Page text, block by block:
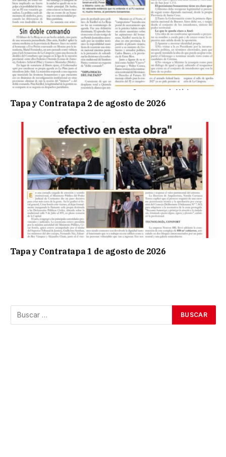
Tapa y Contratapa 2 de agosto de 2026
Tapa y Contratapa 1 de agosto de 2026